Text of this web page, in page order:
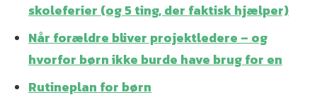
skoleferier (og 5 ting, der faktisk hjælper)
Når forældre bliver projektledere – og
hvorfor børn ikke burde have brug for en
Rutineplan for børn